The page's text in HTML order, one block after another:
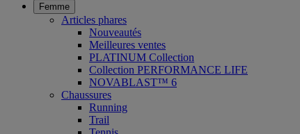
Femme
Articles phares
Nouveautés
Meilleures ventes
PLATINUM Collection
Collection PERFORMANCE LIFE
NOVABLAST™ 6
Chaussures
Running
Trail